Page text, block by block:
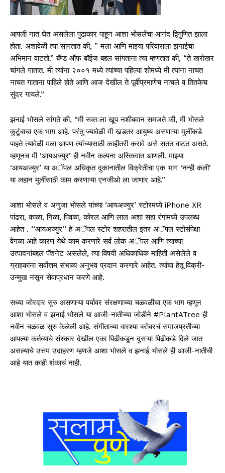
आपली नातं घेत असलेला पुढाकार पाहून आशा भोसलेंचा आनंद द्विगुणित झाला
होता. अशावेळी त्या सांगतात की, ” मला आणि माझ्या परिवाराला झनाईचा
अभिमान वाटतो.” बॅण्ड ऑफ बॉईज बद्दल सांगताना त्या म्हणतात की, “ते खरोखर
चांगले गातात. मी त्यांना २००१ मध्ये त्यांच्या पहिल्या शोमध्ये मी त्यांना नाचत
नाचत गाताना पाहिले होते आणि आज देखील ते पूर्वीप्रमाणेच नाचले व तितकेच
सुंदर गायले.”
झनाई भोसले सांगते की, “मी स्वतःला खूप नशीबवान समजते की, मी भोसले
कुटूंबाचा एक भाग आहे. परंतु ज्यावेळी मी खडतर आयुष्य असणाऱ्या मुलींकडे
पाहते त्यावेळी मला आपण त्यांच्यासाठी काहीतरी करावे असे सतत वाटत असते.
म्हणूनच मी ‘आयअज्युर’ ही नवीन कल्पना अस्तित्वात आणली. माझ्या
‘आयअज्युर’ या अॅपल अधिकृत दुकानातील विक्रेतीचा एक भाग ‘नन्ही कली’
या लहान मुलींसाठी काम करणाऱ्या एनजीओ ला जाणार आहे.”
आशा भोसले व अनुजा भोसले यांच्या ‘आयअज्युर’ स्टोरमध्ये iPhone XR
पांढरा, काळा, निळा, पिवळा, कोरल आणि लाल अशा सहा रंगांमध्ये उपलब्ध
आहेत . ‘‘आयअज्युर’’ हे अॅपल स्टोर शहरातील इतर अॅपल स्टोर्सपेक्षा
वेगळा आहे कारण येथे काम करणारे सर्व लोकं अॅपल आणि त्याच्या
उत्पादनांबद्दल पॅशनेट असलेले, त्या विषयी अधिकाधिक माहिती असेलेले व
ग्राहकांना सर्वोत्तम संभाव्य अनुभव प्रदान करणारे आहेत. त्यांचा हेतू विक्री-
उन्मुख नसून सेवाप्रधान करणे आहे.
सध्या जोरदार सुरु असणाऱ्या पर्यावर संरक्षणाच्या चळवळीचा एक भाग म्हणून
आशा भोसले व झनाई भोसले या आजी-नातीच्या जोडीने #PlantATree ही
नवीन चळवळ सुरु केलेली आहे. संगीताच्या वारश्या बरोबरचं समाजप्रतीच्या
आपल्या कर्तव्याचे संस्कार देखील एका पिढीकडून दुसऱ्या पिढीकडे दिले जात
असल्याचे उत्तम उदाहरण म्हणजे आशा भोसले व झनाई भोसले ही आजी-नातीची
आहे यात काही शंकाचं नाही.